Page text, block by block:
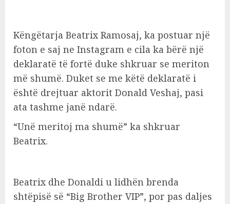
Këngëtarja Beatrix Ramosaj, ka postuar një
foton e saj ne Instagram e cila ka bërë një
deklaratë të fortë duke shkruar se meriton
më shumë. Duket se me këtë deklaratë i
është drejtuar aktorit Donald Veshaj, pasi
ata tashme janë ndarë.
“Unë meritoj ma shumë” ka shkruar
Beatrix.
Beatrix dhe Donaldi u lidhën brenda
shtëpisë së “Big Brother VIP”, por pas daljes